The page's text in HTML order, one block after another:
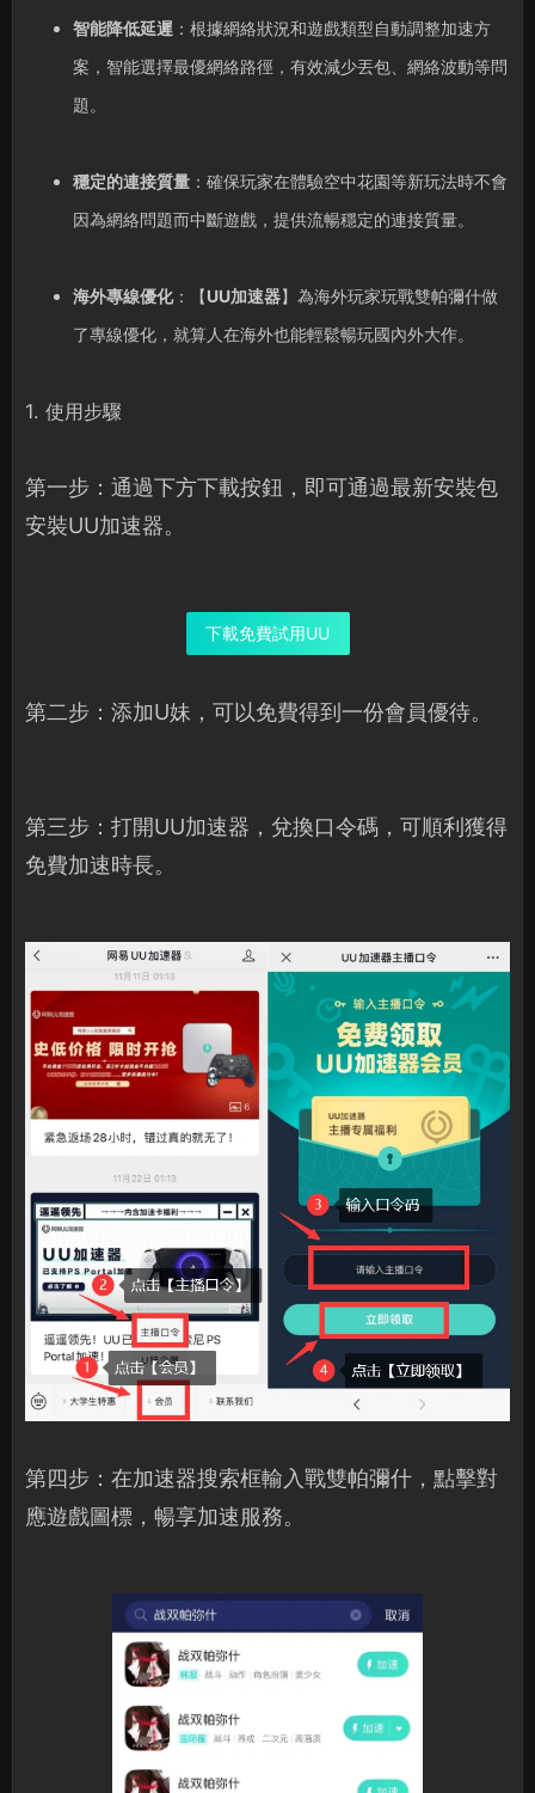
智能降低延遲：根據網絡狀況和遊戲類型自動調整加速方
案，智能選擇最優網絡路徑，有效減少丟包、網絡波動等問
題。
穩定的連接質量：確保玩家在體驗空中花園等新玩法時不會
因為網絡問題而中斷遊戲，提供流暢穩定的連接質量。
海外專線優化：【UU加速器】為海外玩家玩戰雙帕彌什做
了專線優化，就算人在海外也能輕鬆暢玩國內外大作。
1. 使用步驟
第一步：通過下方下載按鈕，即可通過最新安裝包
安裝UU加速器。
下載免費試用UU
第二步：添加U妹，可以免費得到一份會員優待。
第三步：打開UU加速器，兌換口令碼，可順利獲得
免費加速時長。
第四步：在加速器搜索框輸入戰雙帕彌什，點擊對
應遊戲圖標，暢享加速服務。